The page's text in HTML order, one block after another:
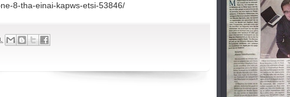
8-tha-einai-kapws-etsi-53846/